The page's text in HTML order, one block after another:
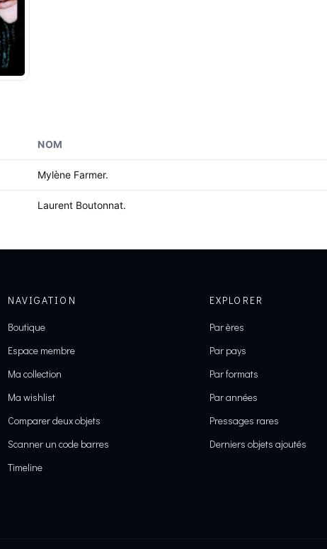
NOM
Mylène Farmer.
Laurent Boutonnat.
NAVIGATION
Boutique
Espace membre
Ma collection
Ma wishlist
Comparer deux objets
Scanner un code barres
Timeline
EXPLORER
Par ères
Par pays
Par formats
Par années
Pressages rares
Derniers objets ajoutés